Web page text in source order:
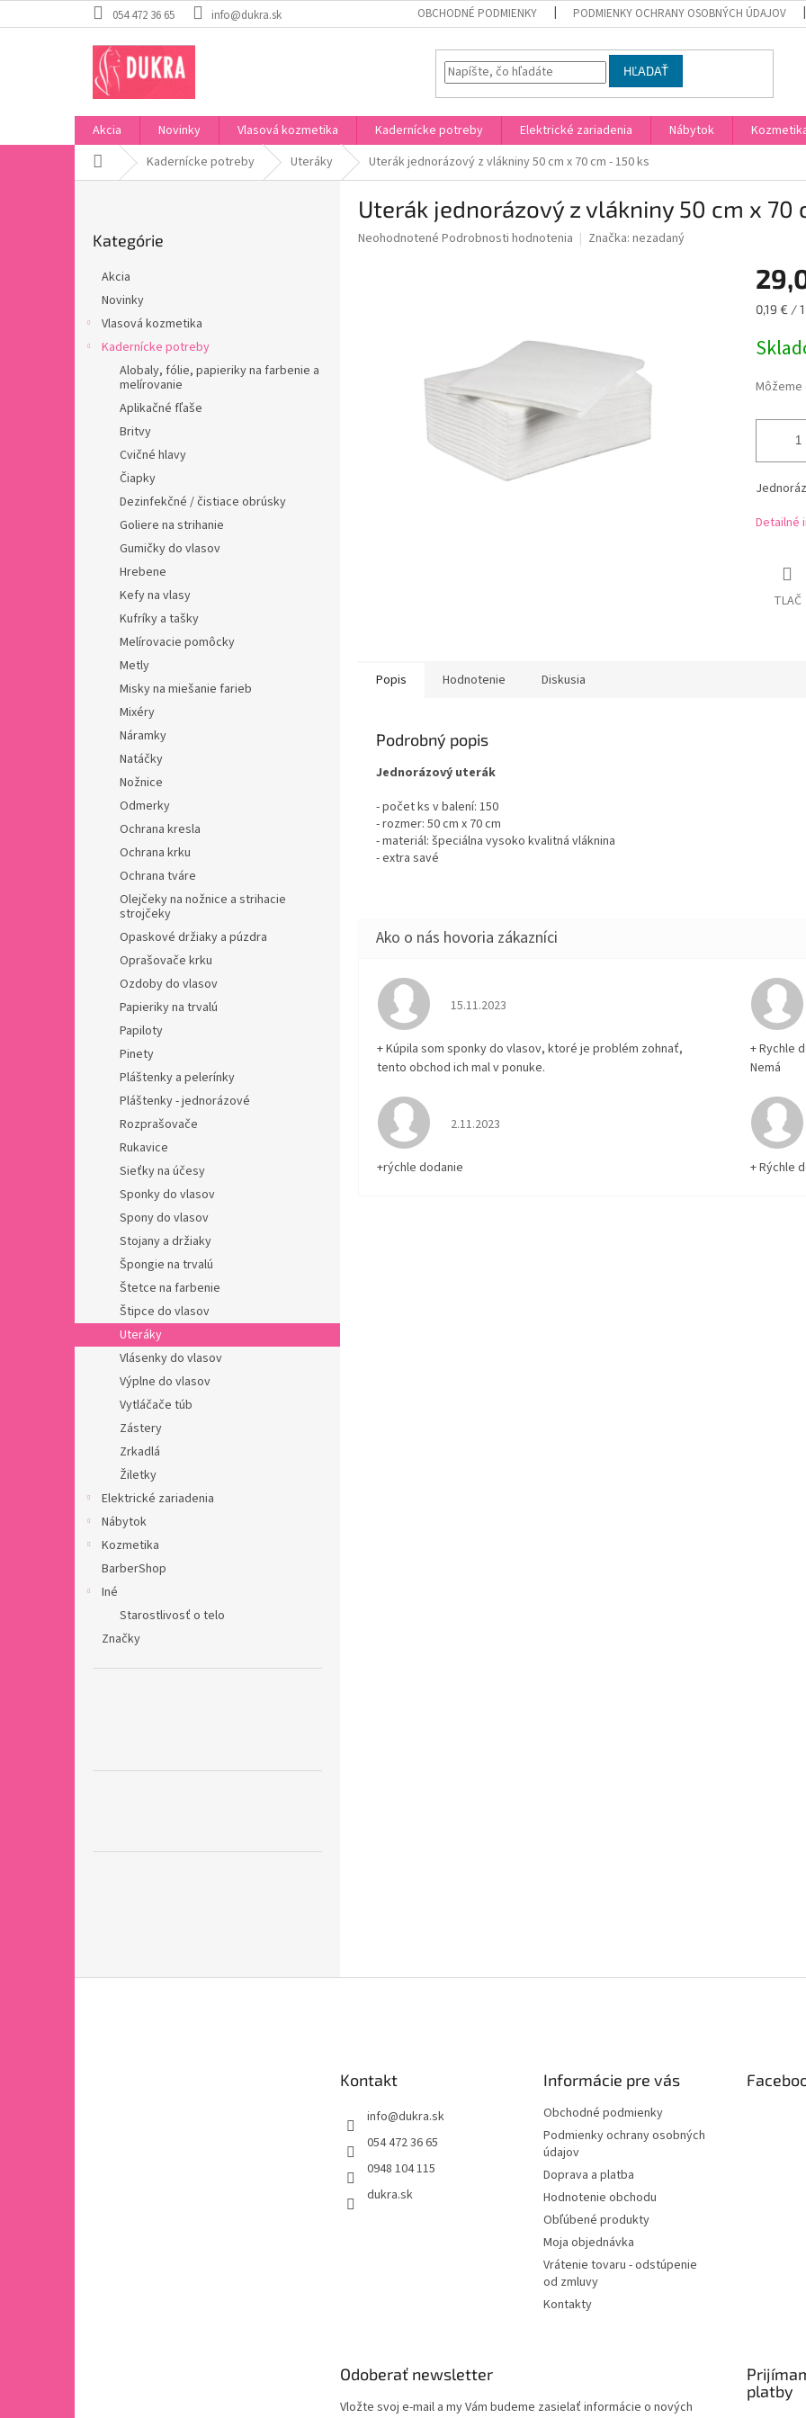
na
054 472 36 65 info@dukra.sk OBCHODNÉ PODMIENKY PODMIENKY OCHRANY OSOBNÝCH ÚDAJOV
HĽADAŤ
Akcia Novinky Vlasová kozmetika Kadernícke potreby Elektrické zariadenia Nábytok
DomovKadernícke potreby Uteráky Uterák jednorázový z vlákniny 50 cm x 70 cm - 150 ks
kategórie
Kategórie
Akcia
Novinky
Vlasová kozmetika
Kadernícke potreby
Alobaly, fólie, papieriky na farbenie a
melírovanie
Aplikačné fľaše
Britvy
Cvičné hlavy
Čiapky
Dezinfekčné / čistiace obrúsky
Goliere na strihanie
Gumičky do vlasov
Hrebene
Kefy na vlasy
Kufríky a tašky
Melírovacie pomôcky
Metly
Misky na miešanie farieb
Mixéry
Náramky
Natáčky
Nožnice
Odmerky
Ochrana kresla
Ochrana krku
Ochrana tváre
Olejčeky na nožnice a strihacie
strojčeky
Opaskové držiaky a púzdra
Oprašovače krku
Ozdoby do vlasov
Papieriky na trvalú
Papiloty
Pinety
Pláštenky a pelerínky
Pláštenky - jednorázové
Rozprašovače
Rukavice
Sieťky na účesy
Sponky do vlasov
Spony do vlasov
Stojany a držiaky
Špongie na trvalú
Štetce na farbenie
Štipce do vlasov
Uteráky
Vlásenky do vlasov
Výplne do vlasov
Vytláčače túb
Zástery
Zrkadlá
Žiletky
Elektrické zariadenia
Nábytok
Kozmetika
BarberShop
Iné
Starostlivosť o telo
Značky
Uterák jednorázový z vlákniny 50 cm x 70
Priemerné
Neohodnotené Podrobnosti hodnotenia Značka: nezadaný
0,19 € /
Detailné
TLAČ
Popis Hodnotenie Diskusia
Podrobný popis
Jednorázový uterák
- počet ks v balení: 150
- rozmer: 50 cm x 70 cm
- materiál: špeciálna vysoko kvalitná vláknina
- extra savé
Hodnotenie obchodu je 5 z 5 hviezdičiek.
15.11.2023
+ Kúpila som sponky do vlasov, ktoré je problém zohnať,
tento obchod ich mal v ponuke.
+ Rychle
Nemá
Hodnotenie obchodu je 5 z 5 hviezdičiek.
2.11.2023
+rýchle dodanie + Rýchle
Kontakt
info@dukra.sk
054 472 36 65
0948 104 115
dukra.sk
Informácie pre vás
Obchodné podmienky
Podmienky ochrany osobných
údajov
Doprava a platba
Hodnotenie obchodu
Obľúbené produkty
Moja objednávka
Vrátenie tovaru - odstúpenie
od zmluvy
Kontakty
Odoberať newsletter
Vložte svoj e-mail a my Vám budeme zasielať informácie o nových
platby